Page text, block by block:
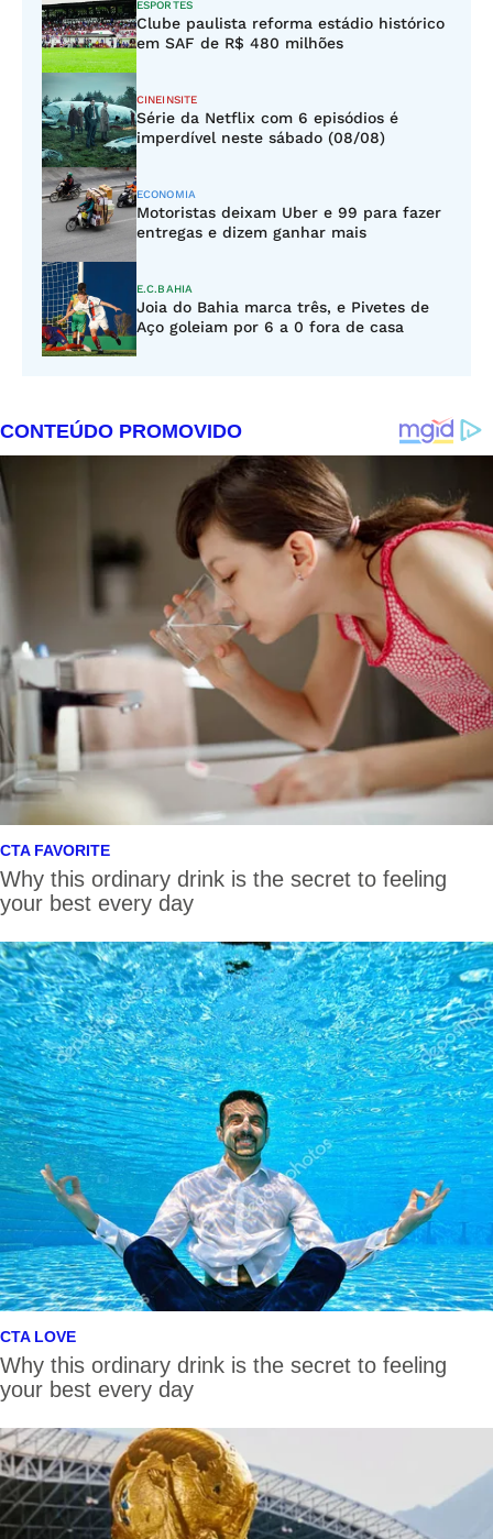
ESPORTES
Clube paulista reforma estádio histórico
em SAF de R$ 480 milhões
CINEINSITE
Série da Netflix com 6 episódios é
imperdível neste sábado (08/08)
ECONOMIA
Motoristas deixam Uber e 99 para fazer
entregas e dizem ganhar mais
E.C.BAHIA
Joia do Bahia marca três, e Pivetes de
Aço goleiam por 6 a 0 fora de casa